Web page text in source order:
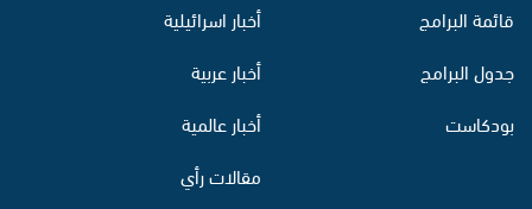
قائمة البرامج
جدول البرامج
بودكاست
أخبار اسرائيلية
أخبار عربية
أخبار عالمية
مقالات رأي